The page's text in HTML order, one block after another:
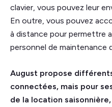
clavier, vous pouvez leur
En outre, vous pouvez
à distance pour permettre
personnel de maintenance
August propose
connectées, mais pour
de la location